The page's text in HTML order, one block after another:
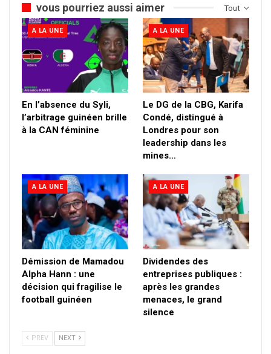
Tout
vous pourriez aussi aimer
A LA UNE
En l’absence du Syli,
l’arbitrage guinéen brille
à la CAN féminine
A LA UNE
Le DG de la CBG, Karifa
Condé, distingué à
Londres pour son
leadership dans les
mines…
A LA UNE
Démission de Mamadou
Alpha Hann : une
décision qui fragilise le
football guinéen
A LA UNE
Dividendes des
entreprises publiques :
après les grandes
menaces, le grand
silence
PREV NEXT